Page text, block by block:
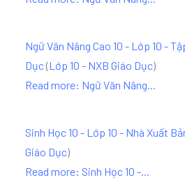
Ngữ Văn Nâng Cao 10 - Lớp 10 -
Dục(Lớp 10 - NXB Giáo Dục)
Read more: Ngữ Văn Nâng...
Sinh Học 10 - Lớp 10 - Nhà Xuất
Giáo Dục)
Read more: Sinh Học 10 -...